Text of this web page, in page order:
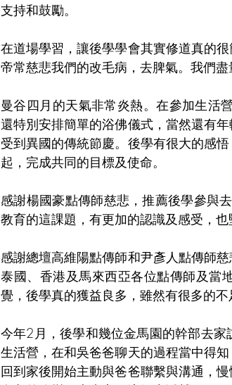
支持和鼓勵。
在道場學習，讓後學學會其實修道真的
帝常慈悲我們的改毛病，去脾氣。我們盡
曼谷四月的天氣非常炎熱。在參加生活
還特別安排簡單的浴佛儀式，當然還有
受到異國的傳統節慶。後學有很大的感
起，完成共同的目標及使命。
感謝楊國豪點傳師慈悲，推薦後學參與
教育的這課題，有更加的認識及感受，也
感謝總壇高維陽點傳師和尹彥人點傳師
泰國、香港及馬來西亞各位點傳師及當
覺，後學真的獲益良多，雖然有很多的
今年2月，後學和幾位金馬園的幹部去
生活營，在和吳爸爸聊天的過程當中得
回到家後開始主動與爸爸聯繫與溝通，